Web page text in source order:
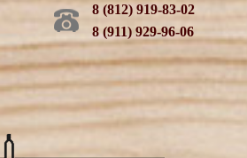
8 (812) 919-83-02
8 (911) 929-96-06